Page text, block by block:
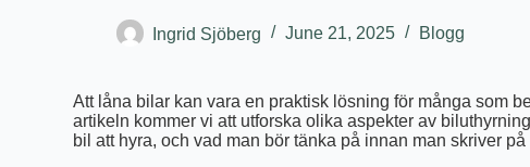
Ingrid Sjöberg June 21, 2025 Blogg
Att låna bilar kan vara en praktisk lösning för många som
artikeln kommer vi att utforska olika aspekter av
bil att hyra, och vad man bör tänka på innan man skriver